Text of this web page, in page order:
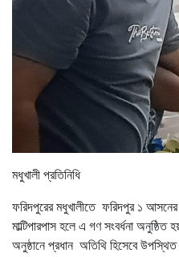
মধুখালী প্রতিনিধি
ফরিদপুরের মধুখালীতে ফরিদপুর ১ আসনের
মাল্টিপারপাস হলে এ গণ সংবর্ধনা
অনুষ্ঠানে প্রধান অতিথি হিসেবে